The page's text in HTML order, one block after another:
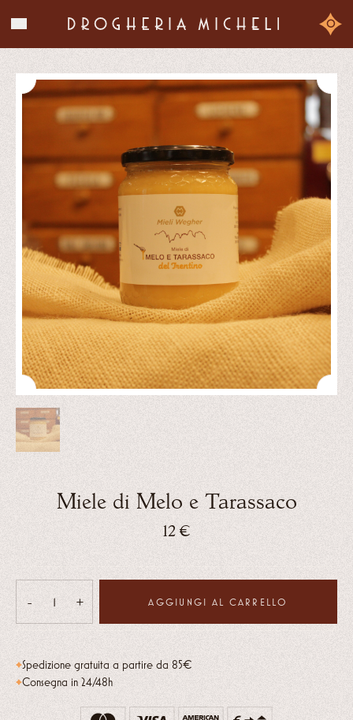
0
La storia
Contatti
Miele di Melo e Tarassaco
12 €
e
Tarassaco
quantità
- + AGGIUNGI AL CARRELLO
Spedizione gratuita a partire da 85€
Consegna in 24/48h